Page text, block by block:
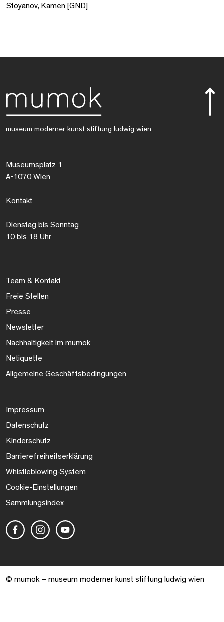
Stoyanov, Kamen [GND]
museum moderner kunst stiftung ludwig wien
Museumsplatz 1
A-1070 Wien
Kontakt
Dienstag bis Sonntag
10 bis 18 Uhr
Team & Kontakt
Freie Stellen
Presse
Newsletter
Nachhaltigkeit im mumok
Netiquette
Allgemeine Geschäftsbedingungen
Impressum
Datenschutz
Kinderschutz
Barrierefreiheitserklärung
Whistleblowing-System
Cookie-Einstellungen
Sammlungsindex
© mumok – museum moderner kunst stiftung ludwig wien